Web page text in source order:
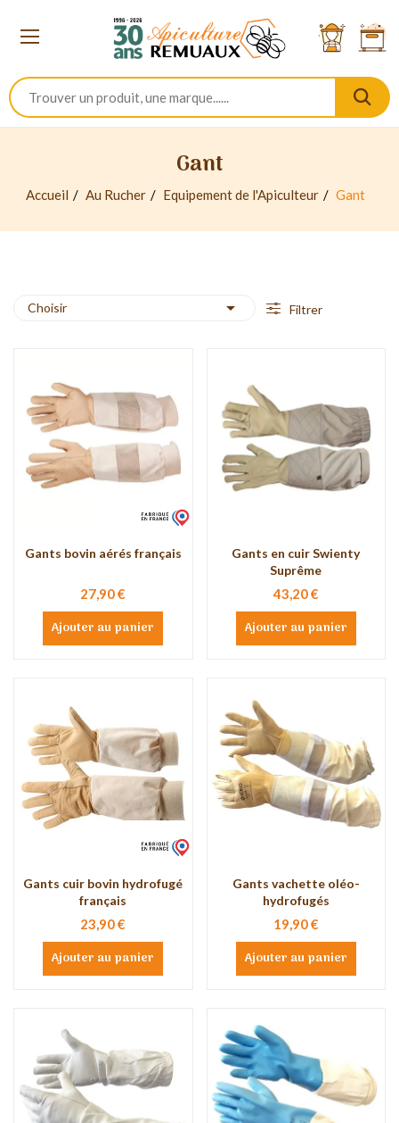
Gant
Accueil Au Rucher Equipement de l'Apiculteur Gant
Choisir  Filtrer
Gants bovin aérés français
27,90 €
Ajouter au panier
Gants en cuir Swienty
Suprême
43,20 €
Ajouter au panier
Gants cuir bovin hydrofugé
français
23,90 €
Ajouter au panier
Gants vachette oléo-
hydrofugés
19,90 €
Ajouter au panier